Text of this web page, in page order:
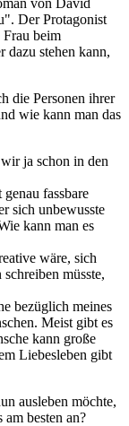
Der Protagonist
Frau beim
dazu stehen kann,
die Personen ihrer
wie kann man das
ja schon in den
fassbare
sich unbewusste
kann man es
wäre, sich
müsste,
bezüglich meines
Meist gibt es
kann große
Liebesleben gibt
ausleben möchte,
besten an?